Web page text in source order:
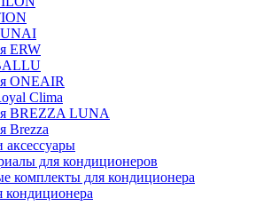
ERW
ONEAIR
Clima
BREZZA LUNA
Brezza
для кондиционеров
комплекты для кондиционера